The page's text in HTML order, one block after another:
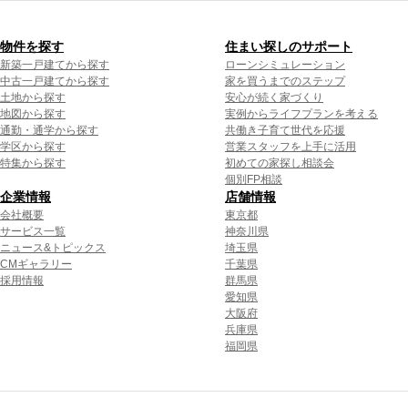
物件を探す
新築一戸建てから探す
中古一戸建てから探す
土地から探す
地図から探す
通勤・通学から探す
学区から探す
特集から探す
住まい探しのサポート
ローンシミュレーション
家を買うまでのステップ
安心が続く家づくり
実例からライフプランを考える
共働き子育て世代を応援
営業スタッフを上手に活用
初めての家探し相談会
個別FP相談
企業情報
会社概要
サービス一覧
ニュース&トピックス
CMギャラリー
採用情報
店舗情報
東京都
神奈川県
埼玉県
千葉県
群馬県
愛知県
大阪府
兵庫県
福岡県